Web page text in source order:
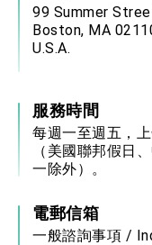
99 Summer
Boston, MA
U.S.A.
服務時間
每週一至週五，
（美國聯邦假日
一除外）。
電郵信箱
一般諮詢事項 /